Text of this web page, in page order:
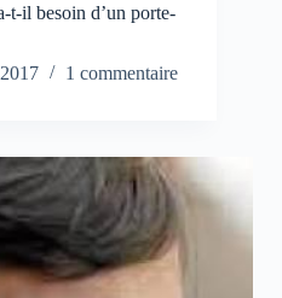
t-il besoin d’un porte-
1 commentaire